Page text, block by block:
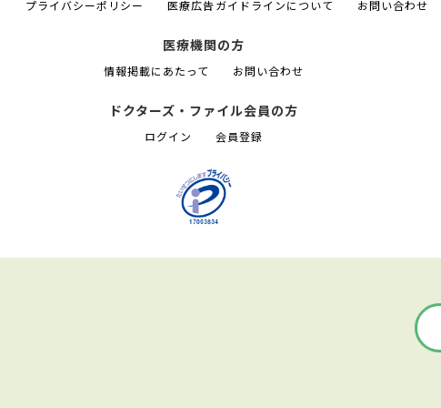
プライバシーポリシー 医療広告ガイドラインについて お問い合わせ
医療機関の方
情報掲載にあたって お問い合わせ
ドクターズ・ファイル会員の方
ログイン 会員登録